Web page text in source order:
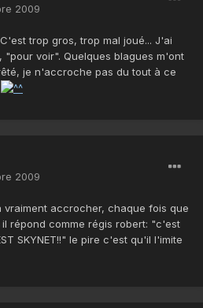
2009
trop gros, trop mal joué... J'ai
voir". Quelques blagues m'ont
je n'accroche pas du tout à ce
2009
vraiment accrocher, chaque fois que
répond comme régis robert: "c'est
SKYNET!!" le pire c'est qu'il l'imite